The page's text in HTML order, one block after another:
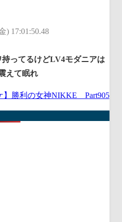
) 17:01:50.48
ってるけどLV4モダニアは
えて眠れ
】勝利の女神NIKKE Part905